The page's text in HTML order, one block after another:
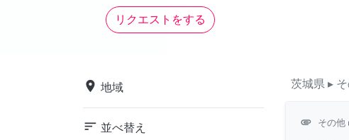
リクエストをする
place 地域
sort 並べ替え
茨城県 ▸
attachment その他